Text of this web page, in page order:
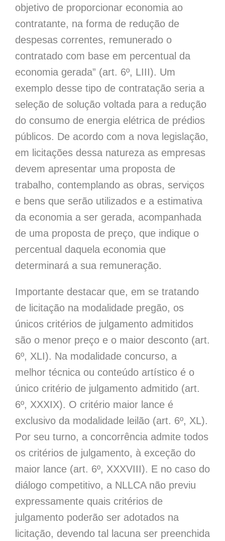
objetivo de proporcionar economia ao
contratante, na forma de redução de
despesas correntes, remunerado o
contratado com base em percentual da
economia gerada” (art. 6º, LIII). Um
exemplo desse tipo de contratação seria a
seleção de solução voltada para a redução
do consumo de energia elétrica de prédios
públicos. De acordo com a nova legislação,
em licitações dessa natureza as empresas
devem apresentar uma proposta de
trabalho, contemplando as obras, serviços
e bens que serão utilizados e a estimativa
da economia a ser gerada, acompanhada
de uma proposta de preço, que indique o
percentual daquela economia que
determinará a sua remuneração.
Importante destacar que, em se tratando
de licitação na modalidade pregão, os
únicos critérios de julgamento admitidos
são o menor preço e o maior desconto (art.
6º, XLI). Na modalidade concurso, a
melhor técnica ou conteúdo artístico é o
único critério de julgamento admitido (art.
6º, XXXIX). O critério maior lance é
exclusivo da modalidade leilão (art. 6º, XL).
Por seu turno, a concorrência admite todos
os critérios de julgamento, à exceção do
maior lance (art. 6º, XXXVIII). E no caso do
diálogo competitivo, a NLLCA não previu
expressamente quais critérios de
julgamento poderão ser adotados na
licitação, devendo tal lacuna ser preenchida